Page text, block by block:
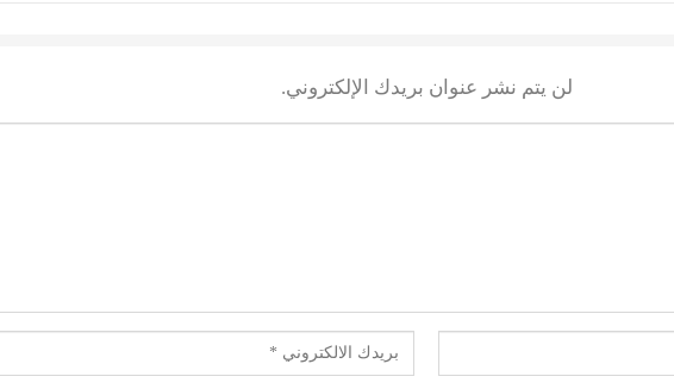
لن يتم نشر عنوان بريدك الإلكتروني.